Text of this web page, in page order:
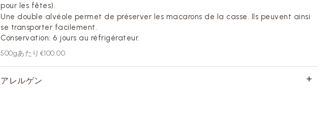
pour les fêtes).
Une double alvéole permet de préserver les macarons de la casse. Ils peuvent ainsi
se transporter facilement.
Conservation: 6 jours au réfrigérateur.
500gあたり €100.00
アレルゲン